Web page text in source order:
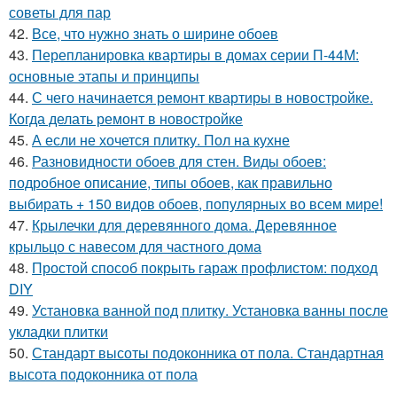
советы для пар
42. Все, что нужно знать о ширине обоев
43. Перепланировка квартиры в домах серии П-44М:
основные этапы и принципы
44. С чего начинается ремонт квартиры в новостройке.
Когда делать ремонт в новостройке
45. А если не хочется плитку. Пол на кухне
46. Разновидности обоев для стен. Виды обоев:
подробное описание, типы обоев, как правильно
выбирать + 150 видов обоев, популярных во всем мире!
47. Крылечки для деревянного дома. Деревянное
крыльцо с навесом для частного дома
48. Простой способ покрыть гараж профлистом: подход
DIY
49. Установка ванной под плитку. Установка ванны после
укладки плитки
50. Стандарт высоты подоконника от пола. Стандартная
высота подоконника от пола